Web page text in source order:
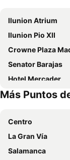
Ilunion Atrium
Ilunion Pio XII
Crowne Plaza Madrid
Senator Barajas
Hotel Mercader
Hotel Puerta
Novotel Madrid City
Holiday Inn Express Madrid
Melia Avenida de
Más Puntos
Centro
La Gran Vía
Salamanca